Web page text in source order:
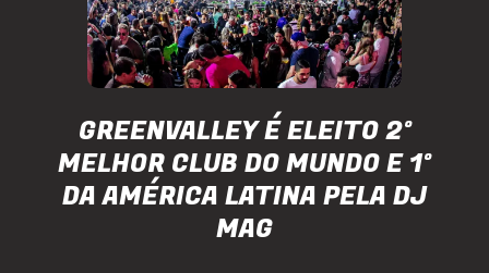
GREENVALLEY É ELEITO 2º
MELHOR CLUB DO MUNDO E 1º
DA AMÉRICA LATINA PELA DJ
MAG